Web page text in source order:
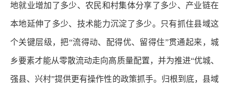
地就业增加了多少、农民和村集体分享了多少、产业链在
本地延伸了多少、技术能力沉淀了多少。只有抓住县域这
个关键层级，把“流得动、配得优、留得住”贯通起来，城
乡要素才能从零散流动走向高质量配置，并为推进“优城、
强县、兴村”提供更有操作性的政策抓手。归根到底，县域